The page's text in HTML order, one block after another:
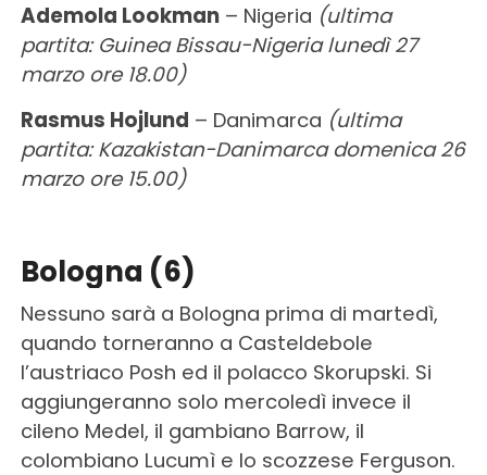
Ademola Lookman– Nigeria (ultima
partita: Guinea Bissau-Nigeria lunedì 27
marzo ore 18.00)
Rasmus Hojlund – Danimarca (ultima
partita: Kazakistan-Danimarca domenica 26
marzo ore 15.00)
Bologna (6)
Nessuno sarà a Bologna prima di martedì,
quando torneranno a Casteldebole
l’austriaco Posh ed il polacco Skorupski. Si
aggiungeranno solo mercoledì invece il
cileno Medel, il gambiano Barrow, il
colombiano Lucumì e lo scozzese Ferguson.